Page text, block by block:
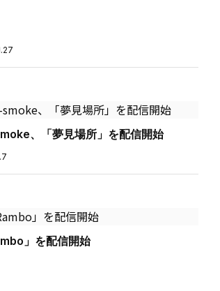
、「夢見場所」を配信開始
」を配信開始